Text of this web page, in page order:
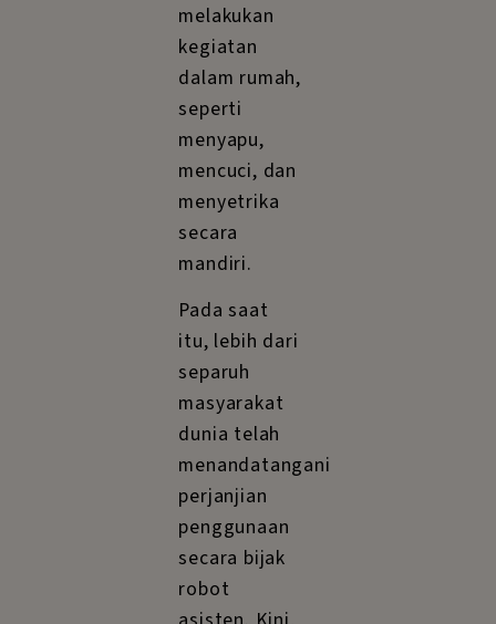
melakukan
kegiatan
dalam rumah,
seperti
menyapu,
mencuci, dan
menyetrika
secara
mandiri.
Pada saat
itu, lebih dari
separuh
masyarakat
dunia telah
menandatangani
perjanjian
penggunaan
secara bijak
robot